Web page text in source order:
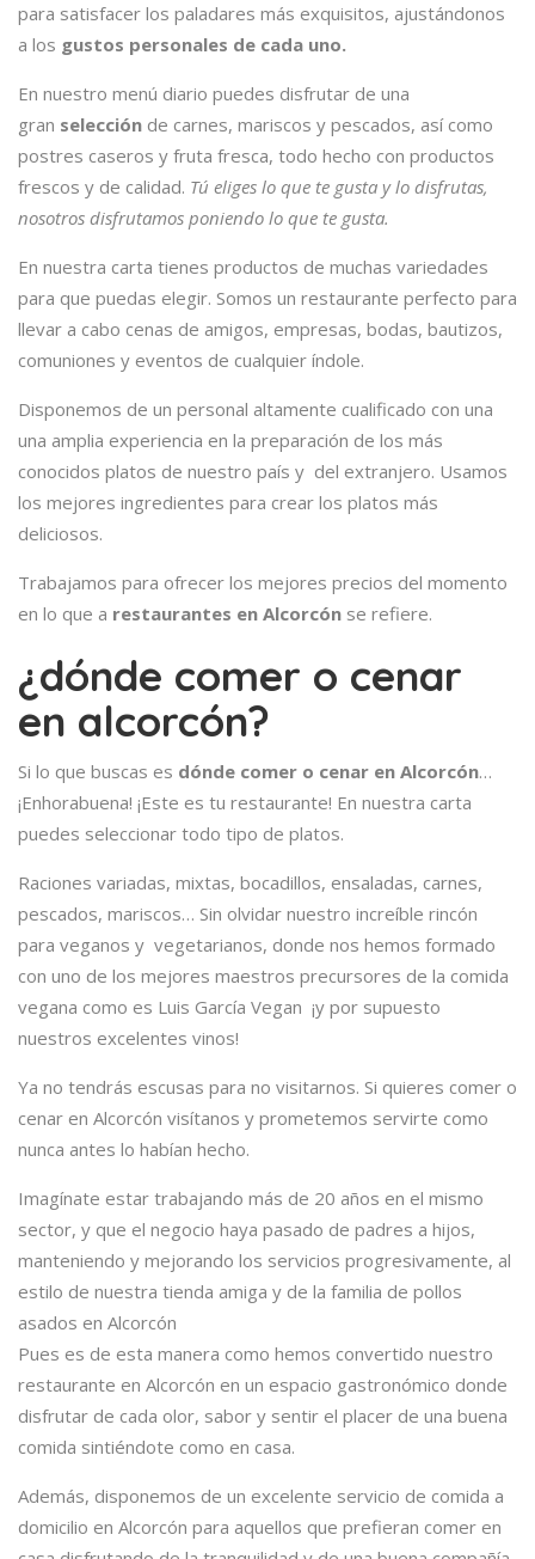
para satisfacer los paladares más exquisitos, ajustándonos
a los gustos personales de cada uno.
En nuestro menú diario puedes disfrutar de una
gran selección de carnes, mariscos y pescados, así como
postres caseros y fruta fresca, todo hecho con productos
frescos y de calidad. Tú eliges lo que te gusta y lo disfrutas,
nosotros disfrutamos poniendo lo que te gusta.
En nuestra carta tienes productos de muchas variedades
para que puedas elegir. Somos un restaurante perfecto para
llevar a cabo cenas de amigos, empresas, bodas, bautizos,
comuniones y eventos de cualquier índole.
Disponemos de un personal altamente cualificado con una
una amplia experiencia en la preparación de los más
conocidos platos de nuestro país y del extranjero. Usamos
los mejores ingredientes para crear los platos más
deliciosos.
Trabajamos para ofrecer los mejores precios del momento
en lo que a restaurantes en Alcorcón se refiere.
¿dónde comer o cenar
en alcorcón?
Si lo que buscas es dónde comer o cenar en Alcorcón…
¡Enhorabuena! ¡Este es tu restaurante! En nuestra carta
puedes seleccionar todo tipo de platos.
Raciones variadas, mixtas, bocadillos, ensaladas, carnes,
pescados, mariscos… Sin olvidar nuestro increíble rincón
para veganos y vegetarianos, donde nos hemos formado
con uno de los mejores maestros precursores de la comida
vegana como es Luis García Vegan ¡y por supuesto
nuestros excelentes vinos!
Ya no tendrás escusas para no visitarnos. Si quieres comer o
cenar en Alcorcón visítanos y prometemos servirte como
nunca antes lo habían hecho.
Imagínate estar trabajando más de 20 años en el mismo
sector, y que el negocio haya pasado de padres a hijos,
manteniendo y mejorando los servicios progresivamente, al
estilo de nuestra tienda amiga y de la familia de pollos
asados en Alcorcón
Pues es de esta manera como hemos convertido nuestro
restaurante en Alcorcón en un espacio gastronómico donde
disfrutar de cada olor, sabor y sentir el placer de una buena
comida sintiéndote como en casa.
Además, disponemos de un excelente servicio de comida a
domicilio en Alcorcón para aquellos que prefieran comer en